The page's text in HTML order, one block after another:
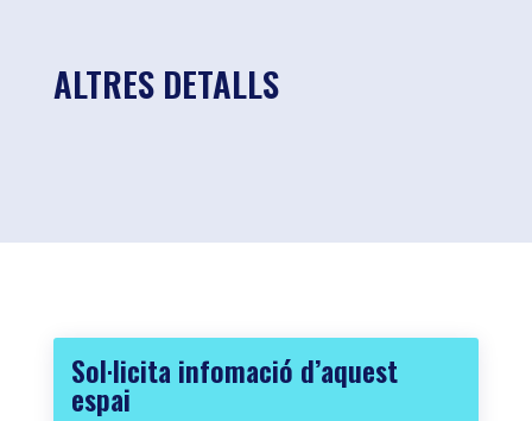
ALTRES DETALLS
Sol·licita infomació d’aquest
espai